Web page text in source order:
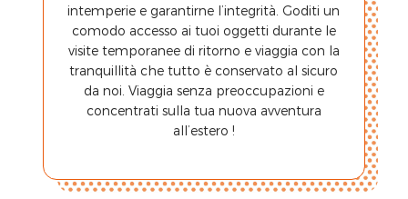
intemperie e garantirne l’integrità. Goditi un
comodo accesso ai tuoi oggetti durante le
visite temporanee di ritorno e viaggia con la
tranquillità che tutto è conservato al sicuro
da noi. Viaggia senza preoccupazioni e
concentrati sulla tua nuova avventura
all’estero !